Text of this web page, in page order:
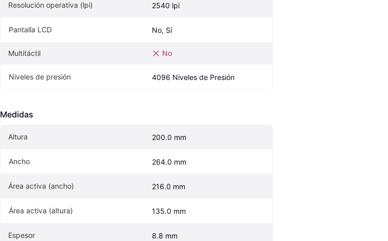
Resolución operativa (lpi) 2540 lpi
Pantalla LCD No, Sí
Multitáctil No
Niveles de presión 4096 Niveles de Presión
Medidas
Altura 200.0 mm
Ancho 264.0 mm
Área activa (ancho) 216.0 mm
Área activa (altura) 135.0 mm
Espesor 8.8 mm